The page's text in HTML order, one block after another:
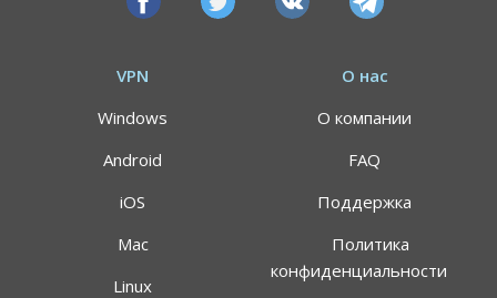
VPN
Windows
Android
iOS
Mac
Linux
О нас
О компании
FAQ
Поддержка
Политика
конфиденциальности